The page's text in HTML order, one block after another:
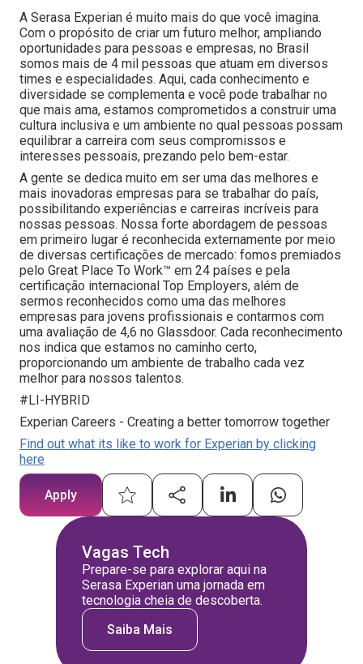
A Serasa Experian é muito mais do que você imagina.
Com o propósito de criar um futuro melhor, ampliando
oportunidades para pessoas e empresas, no Brasil
somos mais de 4 mil pessoas que atuam em diversos
times e especialidades. Aqui, cada conhecimento e
diversidade se complementa e você pode trabalhar no
que mais ama, estamos comprometidos a construir uma
cultura inclusiva e um ambiente no qual pessoas possam
equilibrar a carreira com seus compromissos e
interesses pessoais, prezando pelo bem-estar.
A gente se dedica muito em ser uma das melhores e
mais inovadoras empresas para se trabalhar do país,
possibilitando experiências e carreiras incríveis para
nossas pessoas. Nossa forte abordagem de pessoas
em primeiro lugar é reconhecida externamente por meio
de diversas certificações de mercado: fomos premiados
pelo Great Place To Work™ em 24 países e pela
certificação internacional Top Employers, além de
sermos reconhecidos como uma das melhores
empresas para jovens profissionais e contarmos com
uma avaliação de 4,6 no Glassdoor. Cada reconhecimento
nos indica que estamos no caminho certo,
proporcionando um ambiente de trabalho cada vez
melhor para nossos talentos.
#LI-HYBRID
Experian Careers - Creating a better tomorrow together
Find out what its like to work for Experian by clicking
here
Apply
Vagas Tech
Prepare-se para explorar aqui na
Serasa Experian uma jornada em
tecnologia cheia de descoberta.
Saiba Mais